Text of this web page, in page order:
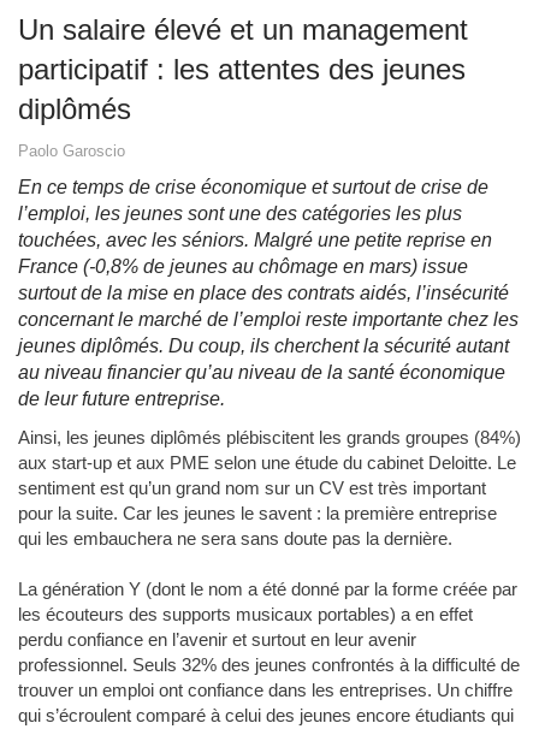
Un salaire élevé et un management
participatif : les attentes des jeunes
diplômés
Paolo Garoscio
En ce temps de crise économique et surtout de crise de
l’emploi, les jeunes sont une des catégories les plus
touchées, avec les séniors. Malgré une petite reprise en
France (-0,8% de jeunes au chômage en mars) issue
surtout de la mise en place des contrats aidés, l’insécurité
concernant le marché de l’emploi reste importante chez les
jeunes diplômés. Du coup, ils cherchent la sécurité autant
au niveau financier qu’au niveau de la santé économique
de leur future entreprise.
Ainsi, les jeunes diplômés plébiscitent les grands groupes (84%)
aux start-up et aux PME selon une étude du cabinet Deloitte. Le
sentiment est qu’un grand nom sur un CV est très important
pour la suite. Car les jeunes le savent : la première entreprise
qui les embauchera ne sera sans doute pas la dernière.
La génération Y (dont le nom a été donné par la forme créée par
les écouteurs des supports musicaux portables) a en effet
perdu confiance en l’avenir et surtout en leur avenir
professionnel. Seuls 32% des jeunes confrontés à la difficulté de
trouver un emploi ont confiance dans les entreprises. Un chiffre
qui s’écroulent comparé à celui des jeunes encore étudiants qui